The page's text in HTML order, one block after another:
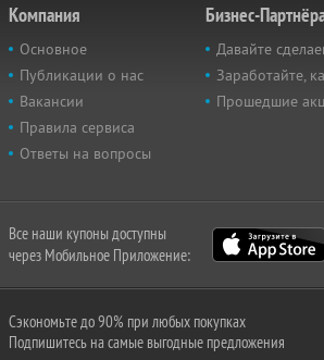
Компания
Основное
Публикации о нас
Вакансии
Правила сервиса
Ответы на вопросы
Бизнес-
Давайте
Заработайте,
Прошедшие
Все наши купоны доступны
через Мобильное Приложение:
Сэкономьте до 90% при любых покупках
Подпишитесь на самые выгодные предложения